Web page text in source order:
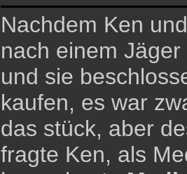
Nachdem Ken
nach einem
und sie
kaufen, es war
das stück, aber
fragte Ken, als